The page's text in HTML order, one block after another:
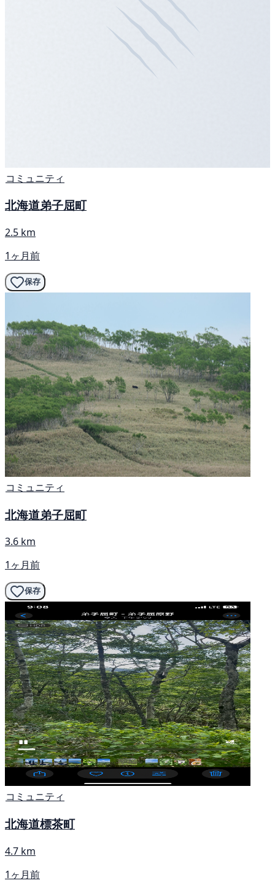
コミュニティ
北海道弟子屈町
2.5 km
1ヶ月前
保存
コミュニティ
北海道弟子屈町
3.6 km
1ヶ月前
保存
コミュニティ
北海道標茶町
4.7 km
1ヶ月前